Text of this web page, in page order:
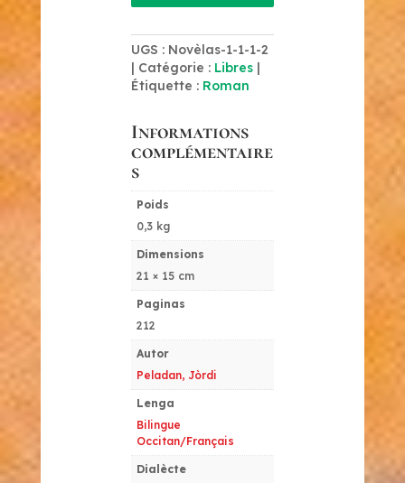
UGS : Novèlas-1-1-1-2
Catégorie : Libres
Étiquette : Roman
Informations
complémentaire
s
Poids
0,3 kg
Dimensions
21 × 15 cm
Paginas
212
Autor
Peladan, Jòrdi
Lenga
Bilingue
Occitan/Français
Dialècte